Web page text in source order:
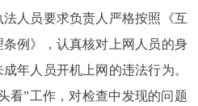
人员要求负责人严格按照《互
例》，认真核对上网人员的身
年人员开机上网的违法行为。
看”工作，对检查中发现的问题